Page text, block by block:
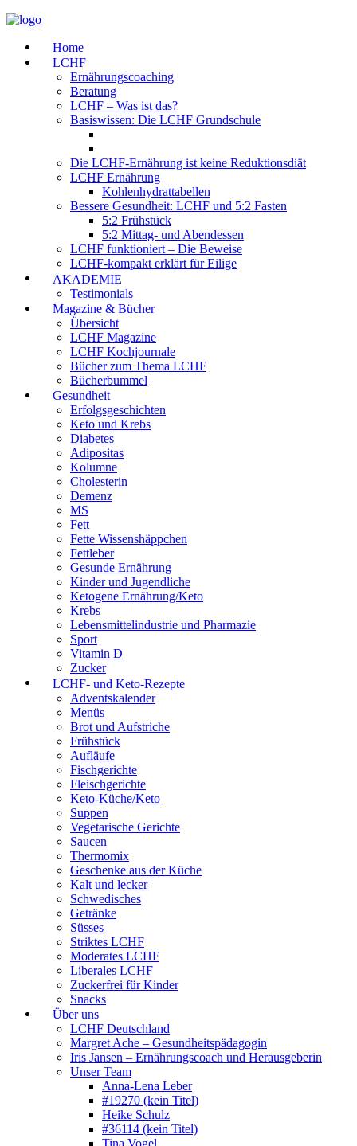
Home
LCHF
Ernährungscoaching
Beratung
LCHF – Was ist das?
Basiswissen: Die LCHF Grundschule
Die LCHF-Ernährung ist keine Reduktionsdiät
LCHF Ernährung
Kohlenhydrattabellen
Bessere Gesundheit: LCHF und 5:2 Fasten
5:2 Frühstück
5:2 Mittag- und Abendessen
LCHF funktioniert – Die Beweise
LCHF-kompakt erklärt für Eilige
AKADEMIE
Testimonials
Magazine & Bücher
Übersicht
LCHF Magazine
LCHF Kochjournale
Bücher zum Thema LCHF
Bücherbummel
Gesundheit
Erfolgsgeschichten
Keto und Krebs
Diabetes
Adipositas
Kolumne
Cholesterin
Demenz
MS
Fett
Fette Wissenshäppchen
Fettleber
Gesunde Ernährung
Kinder und Jugendliche
Ketogene Ernährung/Keto
Krebs
Lebensmittelindustrie und Pharmazie
Sport
Vitamin D
Zucker
LCHF- und Keto-Rezepte
Adventskalender
Menüs
Brot und Aufstriche
Frühstück
Aufläufe
Fischgerichte
Fleischgerichte
Keto-Küche/Keto
Suppen
Vegetarische Gerichte
Saucen
Thermomix
Geschenke aus der Küche
Kalt und lecker
Schwedisches
Getränke
Süsses
Striktes LCHF
Moderates LCHF
Liberales LCHF
Zuckerfrei für Kinder
Snacks
Über uns
LCHF Deutschland
Margret Ache – Gesundheitspädagogin
Iris Jansen – Ernährungscoach und Herausgeberin
Unser Team
Anna-Lena Leber
#19270 (kein Titel)
Heike Schulz
#36114 (kein Titel)
Tina Vogel